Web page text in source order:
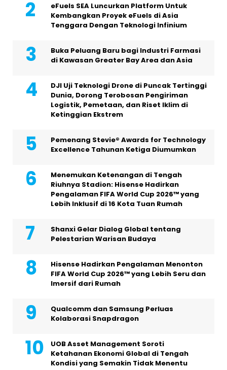
eFuels SEA Luncurkan Platform Untuk
Kembangkan Proyek eFuels di Asia
Tenggara Dengan Teknologi Infinium
Buka Peluang Baru bagi Industri Farmasi
di Kawasan Greater Bay Area dan Asia
DJI Uji Teknologi Drone di Puncak Tertinggi
Dunia, Dorong Terobosan Pengiriman
Logistik, Pemetaan, dan Riset Iklim di
Ketinggian Ekstrem
Pemenang Stevie® Awards for Technology
Excellence Tahunan Ketiga Diumumkan
Menemukan Ketenangan di Tengah
Riuhnya Stadion: Hisense Hadirkan
Pengalaman FIFA World Cup 2026™ yang
Lebih Inklusif di 16 Kota Tuan Rumah
Shanxi Gelar Dialog Global tentang
Pelestarian Warisan Budaya
Hisense Hadirkan Pengalaman Menonton
FIFA World Cup 2026™ yang Lebih Seru dan
Imersif dari Rumah
Qualcomm dan Samsung Perluas
Kolaborasi Snapdragon
UOB Asset Management Soroti
Ketahanan Ekonomi Global di Tengah
Kondisi yang Semakin Tidak Menentu